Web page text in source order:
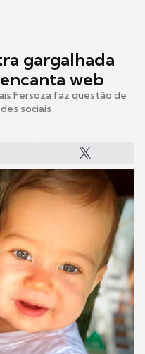
gargalhada
web
Fersoza faz questão de
sociais